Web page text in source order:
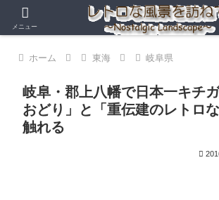
ホーム 東海 岐阜県
岐阜・郡上八幡で日本一キチ
おどり」と「重伝建のレトロ
触れる
メニュー